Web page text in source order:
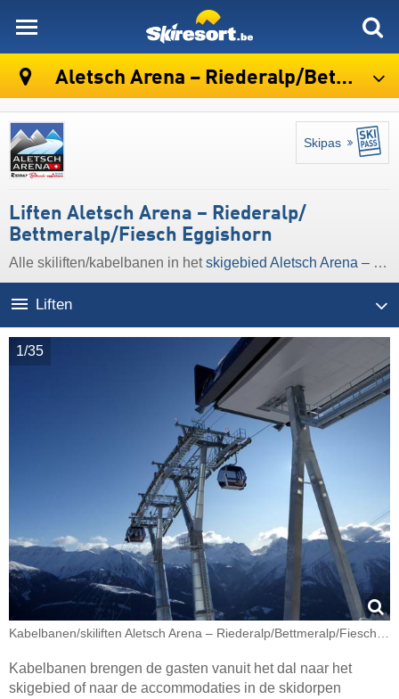
Aletsch Arena – Riederalp/​Bettmeralp/​Fiesch Eggishorn
Skipas
Liften Aletsch Arena – Riederalp/​
Bettmeralp/​Fiesch Eggishorn
Alle skiliften/kabelbanen in hetskigebied Aletsch Arena – Riederalp/​Bettmeralp/​Fiesch Eggishorn
Liften
1/35
Kabelbanen/​skiliften Aletsch Arena – Riederalp/​Bettmeralp/​Fiesch Eggishorn
Kabelbanen brengen de gasten vanuit het dal naar het
skigebied of naar de accommodaties in de skidorpen